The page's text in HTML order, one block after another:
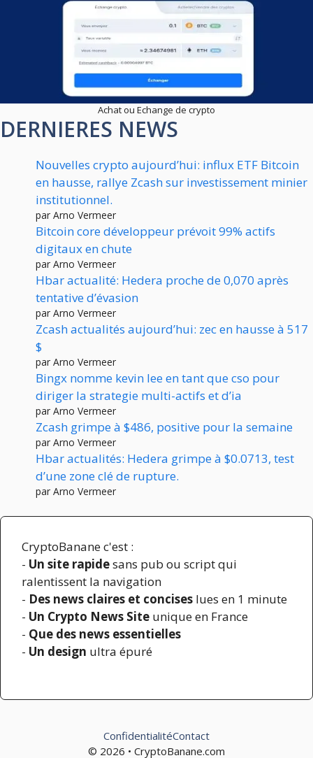
Achat ou Echange de crypto
DERNIERES NEWS
Nouvelles crypto aujourd’hui: influx ETF Bitcoin
en hausse, rallye Zcash sur investissement minier
institutionnel.
par Arno Vermeer
Bitcoin core développeur prévoit 99% actifs
digitaux en chute
par Arno Vermeer
Hbar actualité: Hedera proche de 0,070 après
tentative d’évasion
par Arno Vermeer
Zcash actualités aujourd’hui: zec en hausse à 517
$
par Arno Vermeer
Bingx nomme kevin lee en tant que cso pour
diriger la strategie multi-actifs et d’ia
par Arno Vermeer
Zcash grimpe à $486, positive pour la semaine
par Arno Vermeer
Hbar actualités: Hedera grimpe à $0.0713, test
d’une zone clé de rupture.
par Arno Vermeer
CryptoBanane c'est :
- Un site rapidesans pub ou script qui
ralentissent la navigation
- Des news claires et concises lues en 1 minute
- Un Crypto News Site unique en France
- Que des news essentielles
- Un design ultra épuré
© 2026 • CryptoBanane.com
ConfidentialitéContact